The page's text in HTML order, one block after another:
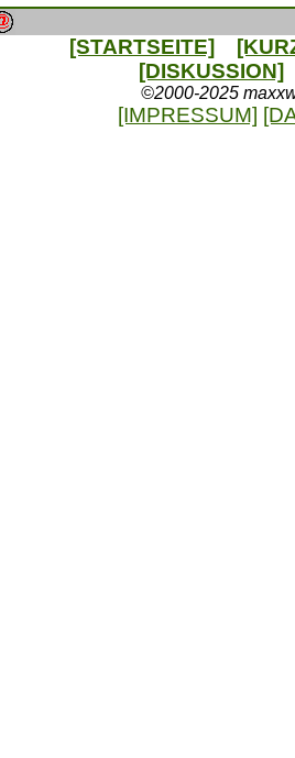
[STARTSEITE]
[DISKUSSION]
©2000-2025
[IMPRESSUM]